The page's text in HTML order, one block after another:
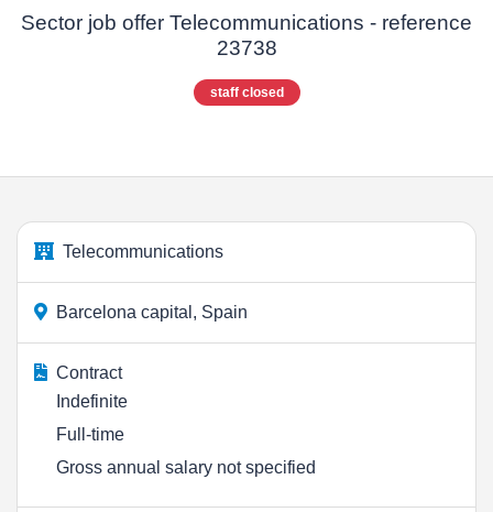
Sector job offer Telecommunications - reference
23738
staff closed
Telecommunications
Barcelona capital, Spain
Contract
Indefinite
Full-time
Gross annual salary not specified